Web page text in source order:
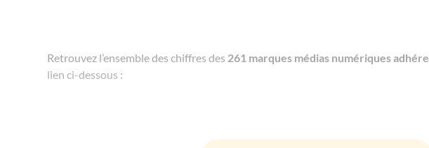
Retrouvez l’ensemble des chiffres des 261 marques médias numériques
lien ci-dessous :